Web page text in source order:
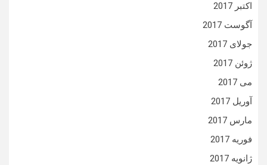
اکتبر 2017
آگوست 2017
جولای 2017
ژوئن 2017
می 2017
آوریل 2017
مارس 2017
فوریه 2017
ژانویه 2017